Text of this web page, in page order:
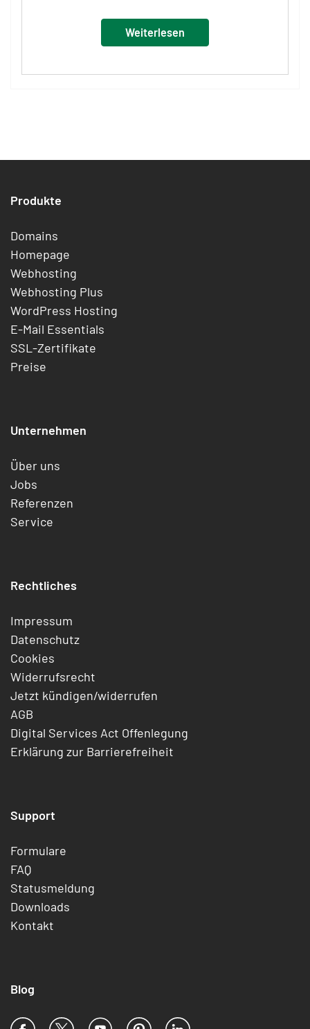
Weiterlesen
Produkte
Domains
Homepage
Webhosting
Webhosting Plus
WordPress Hosting
E-Mail Essentials
SSL-Zertifikate
Preise
Unternehmen
Über uns
Jobs
Referenzen
Service
Rechtliches
Impressum
Datenschutz
Cookies
Widerrufsrecht
Jetzt kündigen/widerrufen
AGB
Digital Services Act Offenlegung
Erklärung zur Barrierefreiheit
Support
Formulare
FAQ
Statusmeldung
Downloads
Kontakt
Blog
Facebook
X YouTubePinterestLinkedIn